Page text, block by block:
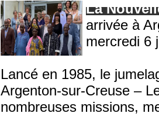
La
arrivée à
mercredi 6
Lancé en 1985, le
Argenton-sur-Creuse –
nombreuses missions,